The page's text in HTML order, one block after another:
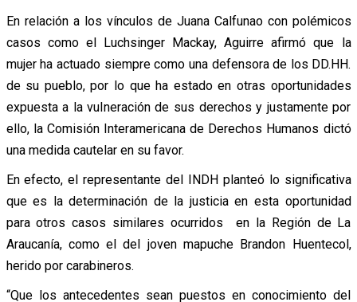
En relación a los vínculos de Juana Calfunao con polémicos
casos como el Luchsinger Mackay, Aguirre afirmó que la
mujer ha actuado siempre como una defensora de los DD.HH.
de su pueblo, por lo que ha estado en otras oportunidades
expuesta a la vulneración de sus derechos y justamente por
ello, la Comisión Interamericana de Derechos Humanos dictó
una medida cautelar en su favor.
En efecto, el representante del INDH planteó lo significativa
que es la determinación de la justicia en esta oportunidad
para otros casos similares ocurridos en la Región de La
Araucanía, como el del joven mapuche Brandon Huentecol,
herido por carabineros.
“Que los antecedentes sean puestos en conocimiento del